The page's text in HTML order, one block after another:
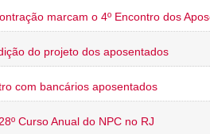
marcam o 4º Encontro dos
do projeto dos aposentados
com bancários aposentados
Curso Anual do NPC no RJ